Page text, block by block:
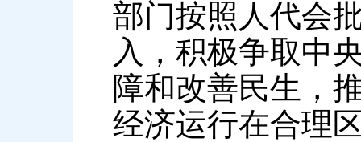
部门按照人代会
入，积极争取中
障和改善民生，
经济运行在合理